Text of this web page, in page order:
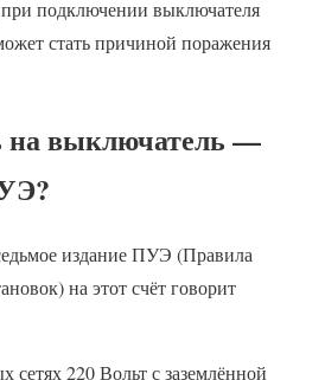
подключении выключателя
стать причиной поражения
на выключатель —
издание ПУЭ (Правила
на этот счёт говорит
сетях 220 Вольт с заземлённой